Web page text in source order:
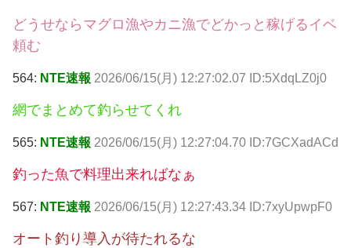
どうせならマグロ漁やカニ漁でどかっと稼げるイベ
頼む
564: NTE速報 2026/06/15(月) 12:27:02.07 ID:5XdqLZ0j0
網でまとめて釣らせてくれ
565: NTE速報 2026/06/15(月) 12:27:04.70 ID:7GCXadACd
釣った魚で料理出来ればなぁ
567: NTE速報 2026/06/15(月) 12:27:43.34 ID:7xyUpwpF0
オート釣り導入が待たれるな